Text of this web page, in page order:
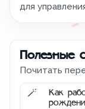
для
Полезные
Почитать
🪄
Как